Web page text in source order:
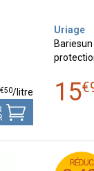
€50/litre
Uriage
15€
RÉDUC
RÉDUC